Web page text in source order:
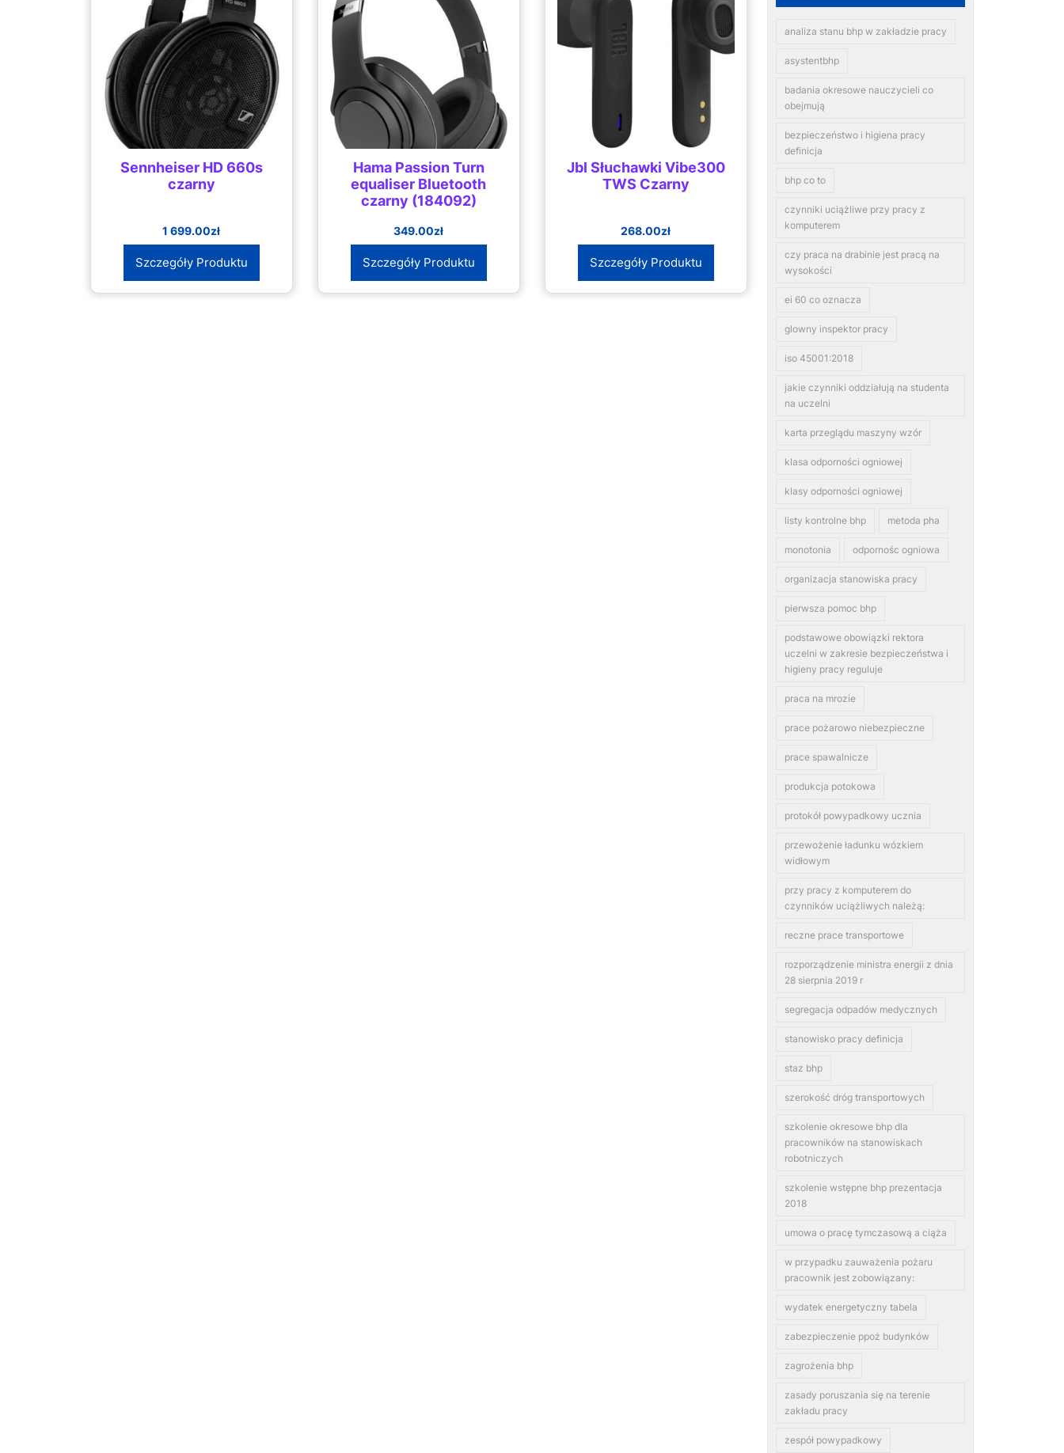
Sennheiser HD 660s
czarny
1 699.00zł
Szczegóły Produktu
Hama Passion Turn
equaliser Bluetooth
czarny (184092)
349.00zł
Szczegóły Produktu
Jbl Słuchawki Vibe300
TWS Czarny
268.00zł
Szczegóły Produktu
analiza stanu bhp w zakładzie pracy
asystentbhp
badania okresowe nauczycieli co
obejmują
bezpieczeństwo i higiena pracy
definicja
bhp co to
czynniki uciążliwe przy pracy z
komputerem
czy praca na drabinie jest pracą na
wysokości
ei 60 co oznacza
glowny inspektor pracy
iso 45001:2018
jakie czynniki oddziałują na studenta
na uczelni
karta przeglądu maszyny wzór
klasa odporności ogniowej
klasy odporności ogniowej
listy kontrolne bhp metoda pha
monotonia odpornośc ogniowa
organizacja stanowiska pracy
pierwsza pomoc bhp
podstawowe obowiązki rektora
uczelni w zakresie bezpieczeństwa i
higieny pracy reguluje
praca na mrozie
prace pożarowo niebezpieczne
prace spawalnicze
produkcja potokowa
protokół powypadkowy ucznia
przewożenie ładunku wózkiem
widłowym
przy pracy z komputerem do
czynników uciążliwych należą:
reczne prace transportowe
rozporządzenie ministra energii z dnia
28 sierpnia 2019 r
segregacja odpadów medycznych
stanowisko pracy definicja
staz bhp
szerokość dróg transportowych
szkolenie okresowe bhp dla
pracowników na stanowiskach
robotniczych
szkolenie wstępne bhp prezentacja
2018
umowa o pracę tymczasową a ciąża
w przypadku zauważenia pożaru
pracownik jest zobowiązany:
wydatek energetyczny tabela
zabezpieczenie ppoż budynków
zagrożenia bhp
zasady poruszania się na terenie
zakładu pracy
zespół powypadkowy